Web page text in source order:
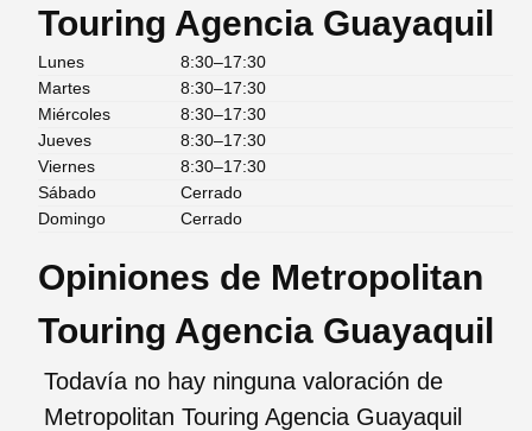
Touring Agencia Guayaquil
Lunes
8:30–17:30
Martes
8:30–17:30
Miércoles
8:30–17:30
Jueves
8:30–17:30
Viernes
8:30–17:30
Sábado
Cerrado
Domingo
Cerrado
Opiniones de Metropolitan
Touring Agencia Guayaquil
Todavía no hay ninguna valoración de
Metropolitan Touring Agencia Guayaquil